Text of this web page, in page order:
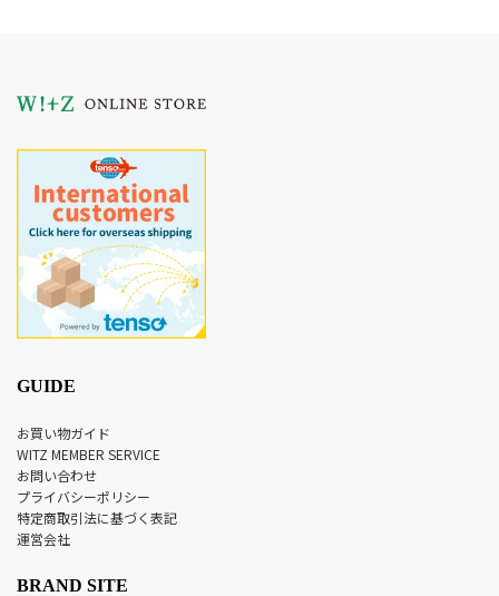
GUIDE
お買い物ガイド
WITZ MEMBER SERVICE
お問い合わせ
プライバシーポリシー
特定商取引法に基づく表記
運営会社
BRAND SITE